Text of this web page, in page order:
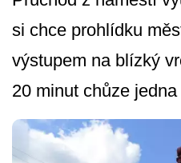
si chce prohlídku
výstupem na blízký
20 minut chůze